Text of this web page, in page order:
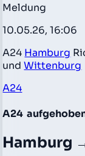
Meldung
10.05.26, 16:06
A24 Hamburg
undWittenburg
A24
A24
Hamburg